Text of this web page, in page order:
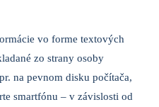
vo forme textových
zo strany osoby
na pevnom disku počítača,
smartfónu – v závislosti od